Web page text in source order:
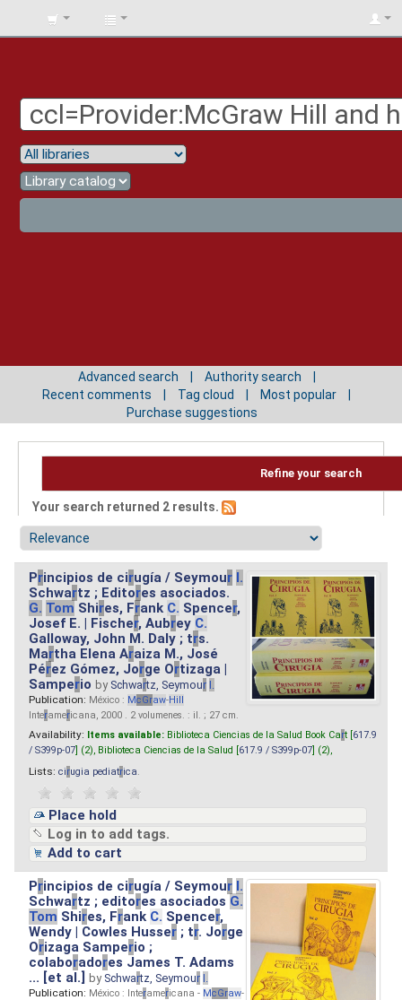
BIBLIOTECA
Advanced search
Authority search
Recent comments
Tag cloud
Most popular
Purchase suggestions
Refine your search
Your search returned 2 results.
Principios de cirugía / Seymour I.
Schwartz ; Editores asociados.
G. Tom Shires, Frank C. Spencer,
Josef E. | Fischer, Aubrey C.
Galloway, John M. Daly ; trs.
Martha Elena Araiza M., José
Pérez Gómez, Jorge Ortizaga |
Samperio by Schwartz, Seymour I.
Publication: México : McGraw-Hill
Interamericana, 2000 . 2 volumenes. : il. ; 27 cm.
Availability: Items available: Biblioteca Ciencias de la Salud Book Cart [ 617.9
/ S399p-07 ] (2), Biblioteca Ciencias de la Salud [ 617.9 / S399p-07 ] (2),
Lists: cirugia pediatrica
Place hold
Log in to add tags.
Add to cart
Principios de cirugía / Seymour I.
Schwartz ; editores asociados G.
Tom Shires, Frank C. Spencer,
Wendy | Cowles Husser ; tr. Jorge
Orizaga Samperio ;
colaboradores James T. Adams
... [et al.]by Schwartz, Seymour I.
Publication: México : Interamericana - McGraw-